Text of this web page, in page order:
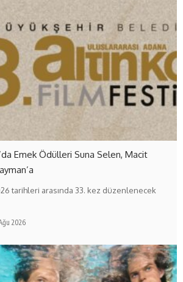
Emek Ödülleri Suna Selen, Macit
tarihleri arasında 33. kez düzenlenecek
2026